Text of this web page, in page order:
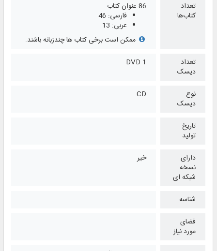
تعداد
کتاب‌ها
86 عنوان کتاب
فارسی: 46
عربی: 13
ممکن است برخی کتاب ها چندزبانه باشند.
تعداد
دیسک
1 DVD
نوع
دیسک
CD
تاریخ
تولید
دارای
نسخه
شبکه ای
خیر
شناسه
فضای
مورد نیاز